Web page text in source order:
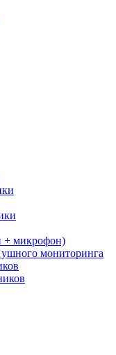
+ микрофон)
мониторинга